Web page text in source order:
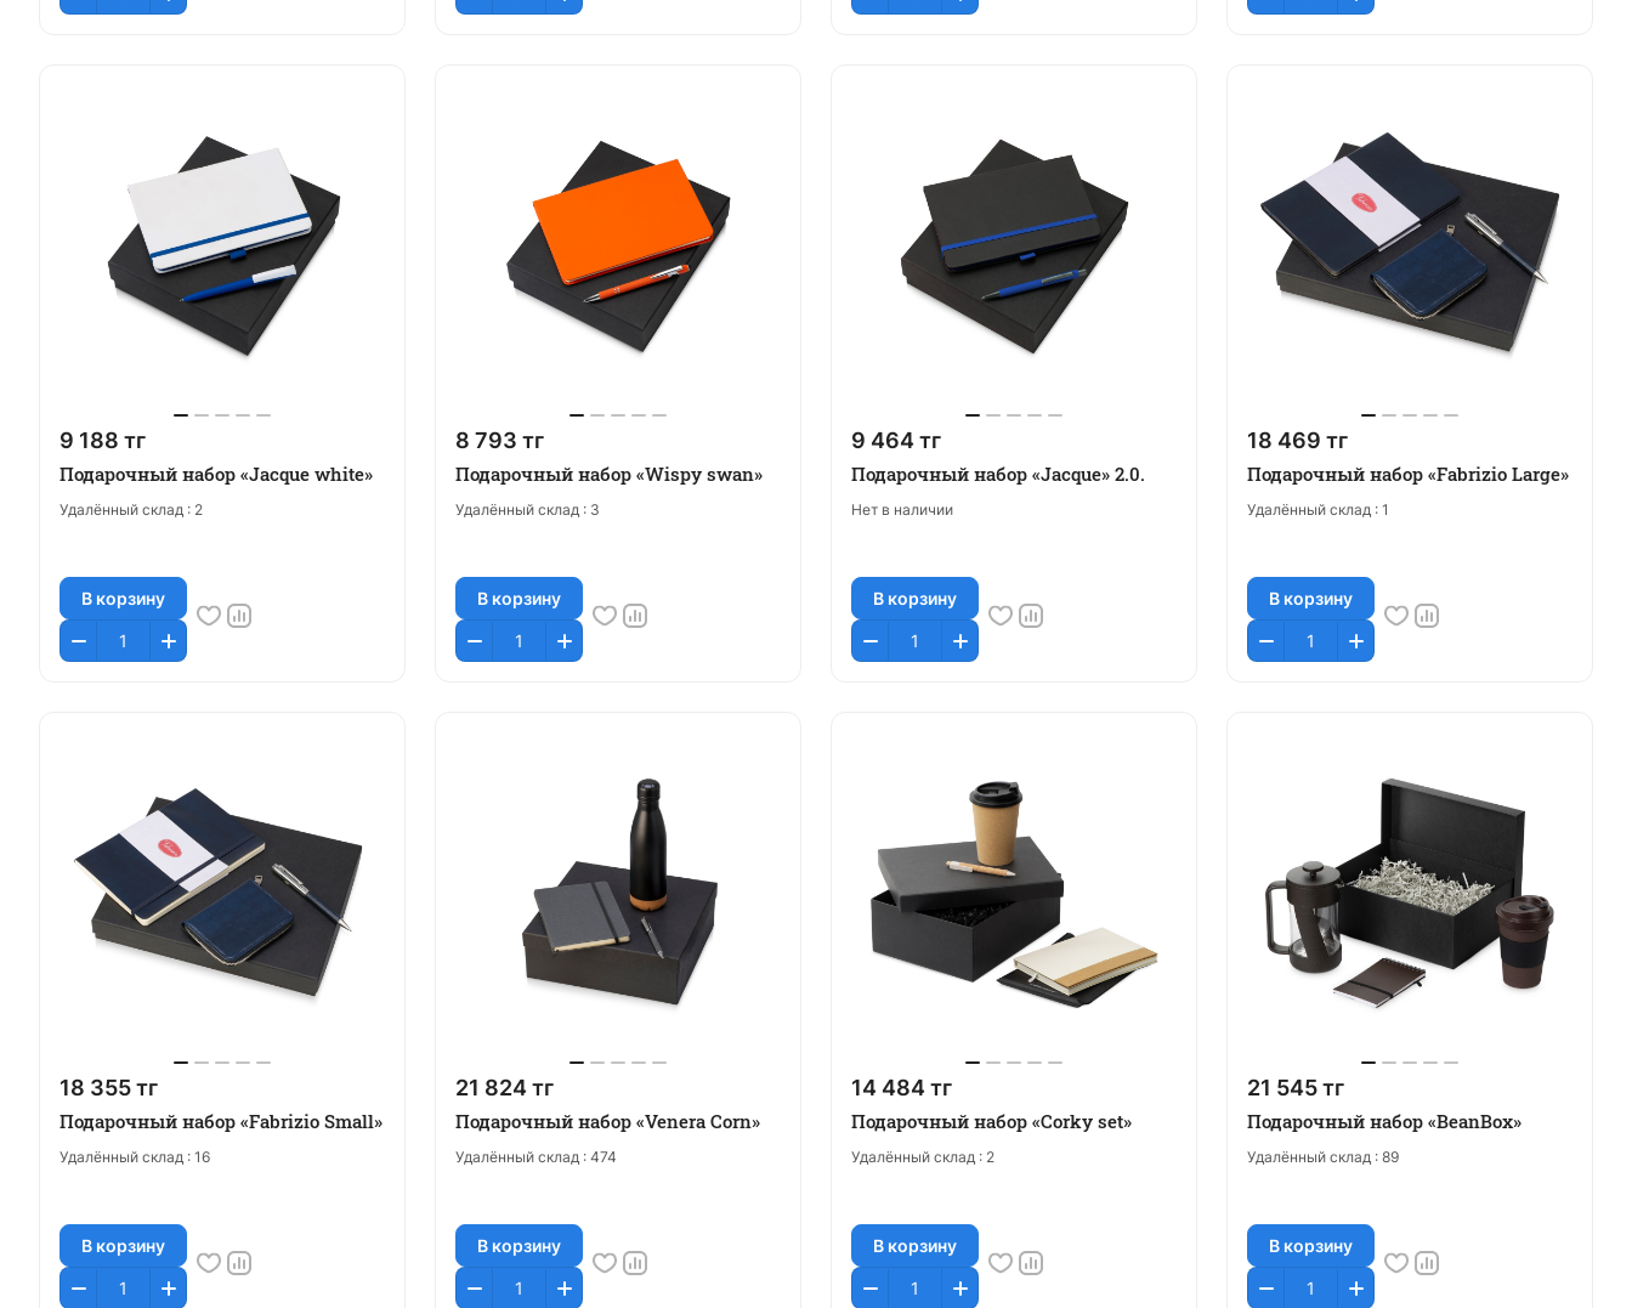
9 188 тг
Подарочный набор «Jacque white»
Удалённый склад : 2
В корзину
8 793 тг
Подарочный набор «Wispy swan»
Удалённый склад : 3
В корзину
9 464 тг
Подарочный набор «Jacque» 2.0.
Нет в наличии
В корзину
18 469 тг
Подарочный набор «Fabrizio Large»
Удалённый склад : 1
В корзину
18 355 тг
Подарочный набор «Fabrizio Small»
Удалённый склад : 16
В корзину
21 824 тг
Подарочный набор «Venera Corn»
Удалённый склад : 474
В корзину
14 484 тг
Подарочный набор «Corky set»
Удалённый склад : 2
В корзину
21 545 тг
Подарочный набор «BeanBox»
Удалённый склад : 89
В корзину